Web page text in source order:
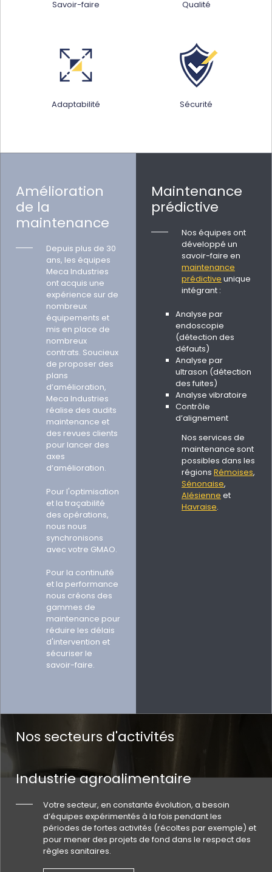
Savoir-faire Qualité
Adaptabilité Sécurité
Amélioration
de la
maintenance
Depuis plus de 30
ans, les équipes
Meca Industries
ont acquis une
expérience sur de
nombreux
équipements et
mis en place de
nombreux
contrats. Soucieux
de proposer des
plans
d’amélioration,
Meca Industries
réalise des audits
maintenance et
des revues clients
pour lancer des
axes
d’amélioration.
Pour l'optimisation
et la traçabilité
des opérations,
nous nous
synchronisons
avec votre GMAO.
Pour la continuité
et la performance
nous créons des
gammes de
maintenance pour
réduire les délais
d'intervention et
sécuriser le
savoir-faire.
Maintenance
prédictive
Nos équipes ont
développé un
savoir-faire en
maintenance
prédictive unique
intégrant :
Analyse par
endoscopie
(détection des
défauts)
Analyse par
ultrason (détection
des fuites)
Analyse vibratoire
Contrôle
d’alignement
Nos services de
maintenance sont
possibles dans les
régions Rémoises,
Sénonaise,
Alésienne et
Havraise.
Nos secteurs d'activités
Industrie agroalimentaire
Votre secteur, en constante évolution, a besoin
d’équipes expérimentés à la fois pendant les
périodes de fortes activités (récoltes par exemple) et
pour mener des projets de fond dans le respect des
règles sanitaires.